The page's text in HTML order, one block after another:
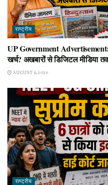
राष्ट्रीय
UP Government Advertisement:
खर्च? अखबारों से डिजिटल मीडिया
AUGUST 8, 2026
राष्ट्रीय